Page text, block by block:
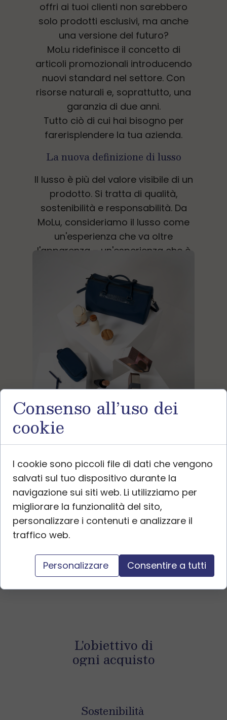
La nuova definizione di lusso
Il lusso è più del valore visibile di un
prodotto. Si tratta di qualità,
sostenibilità e responsabilità. Da
MoLu, consideriamo il lusso come
un'esperienza che va oltre
l'apparenza – un'esperienza che è
consapevole delle risorse,
l'attenzione alla durabilità e
l'impegno chiaro per un futuro
sostenibile. Il lusso è ciò che resiste
nel tempo, ciò che ha un significato
e apporta benefici sia alll'individuo
che al pianeta.
offri ai tuoi clienti non sarebbero
solo prodotti esclusivi, ma anche
una versione del futuro?
MoLu ridefinisce il concetto di
articoli promozionali introducendo
nuovi standard nel settore. Con
risorse naturali e, soprattutto, una
garanzia di due anni.
Tutto ciò di cui hai bisogno per
farerisplendere la tua azienda.
L'obiettivo di
ogni acquisto
Sostenibilità
Consenso all’uso dei
cookie
I cookie sono piccoli file di dati che vengono
salvati sul tuo dispositivo durante la
navigazione sui siti web. Li utilizziamo per
migliorare la funzionalità del sito,
personalizzare i contenuti e analizzare il
traffico web.
Personalizzare Consentire a tutti